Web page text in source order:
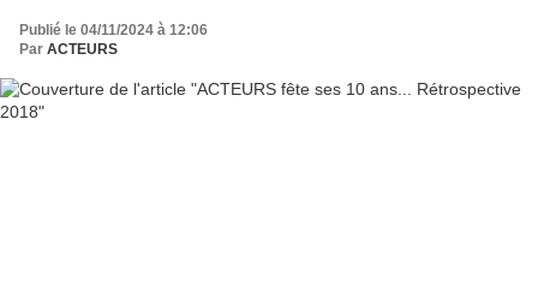
Publié le 04/11/2024 à 12:06
Par ACTEURS